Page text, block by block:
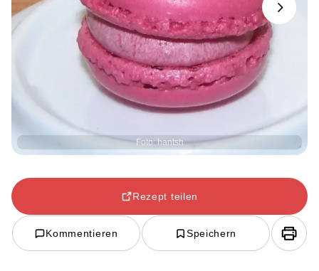
Foto: hantsh
Next
Rezept teilen
Kommentieren Speichern